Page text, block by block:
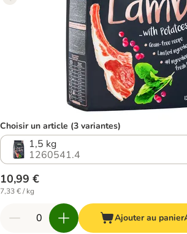
Choisir un article (3 variantes)
1,5 kg
1260541.4
10,99 €
7,33 € / kg
Ajouter au panier